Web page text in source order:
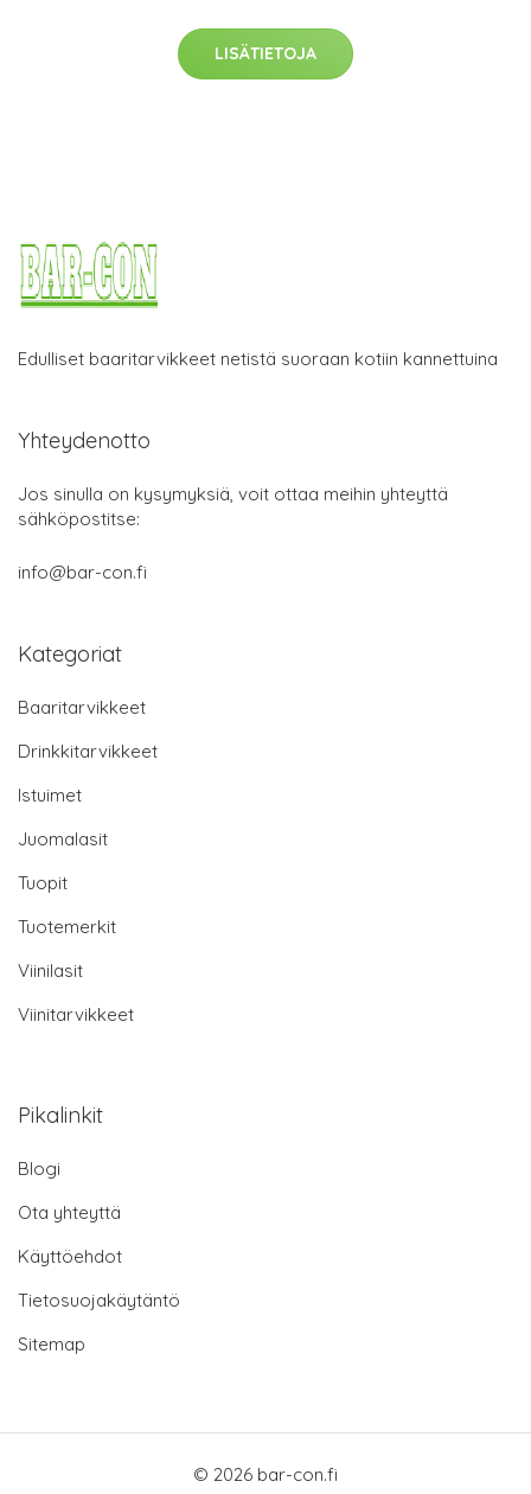
LISÄTIETOJA
Edulliset baaritarvikkeet netistä suoraan kotiin kannettuina
Yhteydenotto
Jos sinulla on kysymyksiä, voit ottaa meihin yhteyttä
sähköpostitse:
info@bar-con.fi
Kategoriat
Baaritarvikkeet
Drinkkitarvikkeet
Istuimet
Juomalasit
Tuopit
Tuotemerkit
Viinilasit
Viinitarvikkeet
Pikalinkit
Blogi
Ota yhteyttä
Käyttöehdot
Tietosuojakäytäntö
Sitemap
© 2026 bar-con.fi